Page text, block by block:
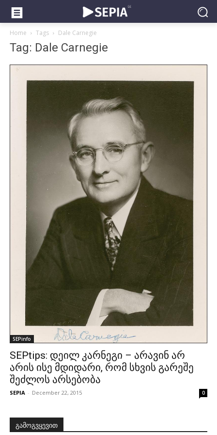
Home Tags Dale Carnegie
Tag: Dale Carnegie
SEPinfo
SEPtips: დეილ კარნეგი – არავინ არ
არის ისე მდიდარი, რომ სხვის გარეშე
შეძლოს არსებობა
SEPIA - December 22, 2015 0
გამოგვყევით